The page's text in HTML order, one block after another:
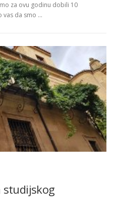
za ovu godinu dobili 10
vas da smo …
studijskog